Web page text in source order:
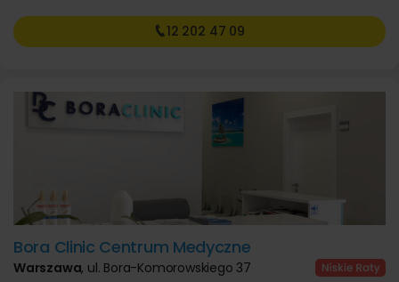
12 202 47 09
Bora Clinic Centrum Medyczne
Warszawa, ul. Bora-Komorowskiego 37